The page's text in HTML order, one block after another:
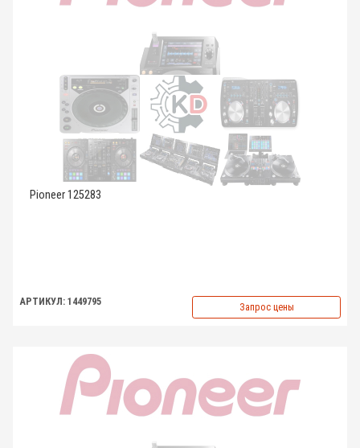
Pioneer 125283
АРТИКУЛ: 1449795 Запрос цены